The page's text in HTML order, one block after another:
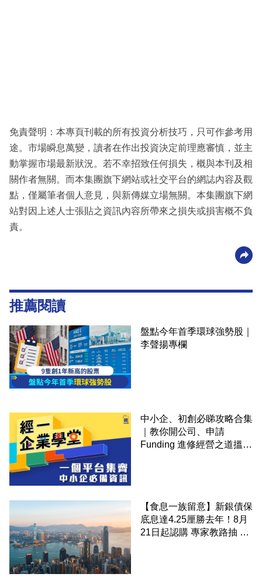
免責聲明：本專頁刊載的所有投資分析技巧，只可作參考用
途。市場瞬息萬變，讀者在作出投資決定前理應審慎，並主
動掌握市場最新狀況。若不幸招致任何損失，概與本刊及相
關作者無關。而本集團旗下網站或社交平台的網誌內容及觀
點，僅屬筆者個人意見，與新傳媒立場無關。本集團旗下網
站對因上述人士張貼之資訊內容所帶來之損失或損害概不負
責。
推薦閱讀
盤點今年首季環球強勢股｜
李聲揚專欄
中小企、初創必睇攻略合集
｜教你開公司、申請
Funding 進修經營之道搵大
【食息一族留意】新銀債保
底息達4.25厘勝去年！8月
21日起認購 專家教路抽 20